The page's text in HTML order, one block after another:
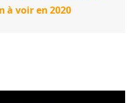
à voir en 2020